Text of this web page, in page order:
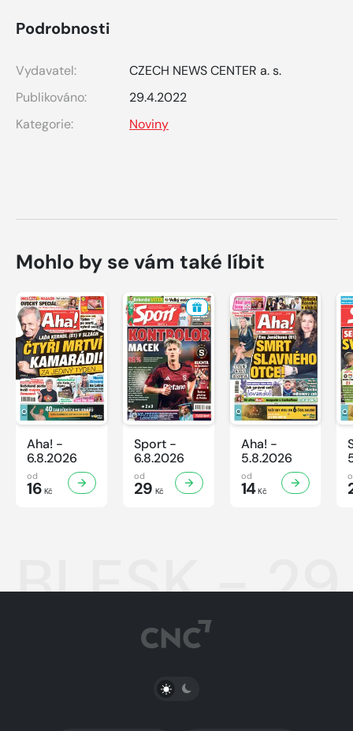
Podrobnosti
Vydavatel:
CZECH NEWS CENTER a. s.
Publikováno:
29.4.2022
Kategorie:
Noviny
Mohlo by se vám také líbit
Aha! -
6.8.2026
od
16 Kč
Sport -
6.8.2026
od
29 Kč
Aha! -
5.8.2026
od
14Kč
BLESK -
PŘEPNOUT SVĚTLÝ/TMAVÝ REŽIM